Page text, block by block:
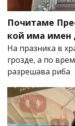
Почитаме
кой има имен
На празника в
грозде, а по
разрешава риба